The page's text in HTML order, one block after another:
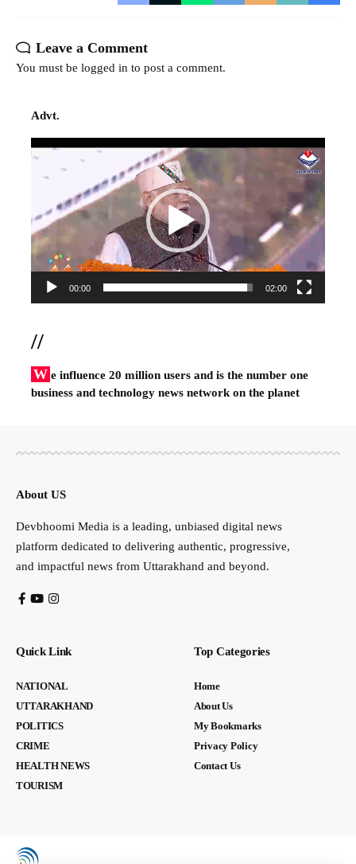
Leave a Comment
You must be logged in to post a comment.
Advt.
Video
00:00 02:00
//
W e influence 20 million users and is the number one
business and technology news network on the planet
About US
Devbhoomi Media is a leading, unbiased digital news
platform dedicated to delivering authentic, progressive,
and impactful news from Uttarakhand and beyond.
Quick Link
NATIONAL
UTTARAKHAND
POLITICS
CRIME
HEALTH NEWS
TOURISM
Top Categories
Home
About Us
My Bookmarks
Privacy Policy
Contact Us